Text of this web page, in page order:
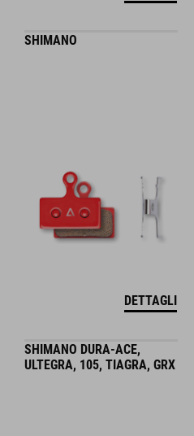
SHIMANO
DETTAGLI
SHIMANO DURA-ACE,
ULTEGRA, 105, TIAGRA, GRX